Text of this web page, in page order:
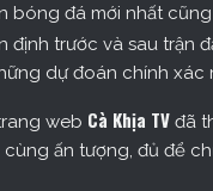
bóng đá mới nhất
định trước và sau trận
dự đoán chính xác
web Cà Khịa TV đã
ấn tượng, đủ để